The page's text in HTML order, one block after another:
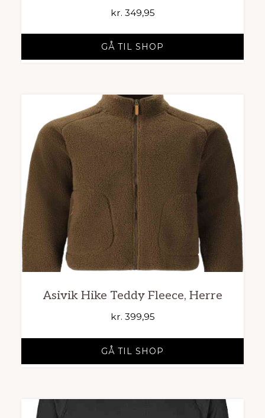
kr. 349,95
GÅ TIL SHOP
Asivik Hike Teddy Fleece, Herre
kr. 399,95
GÅ TIL SHOP